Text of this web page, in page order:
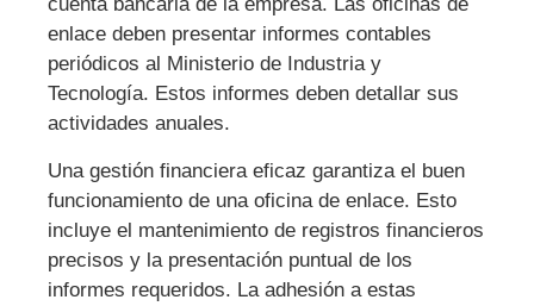
cuenta bancaria de la empresa. Las oficinas de
enlace deben presentar informes contables
periódicos al Ministerio de Industria y
Tecnología. Estos informes deben detallar sus
actividades anuales.
Una gestión financiera eficaz garantiza el buen
funcionamiento de una oficina de enlace. Esto
incluye el mantenimiento de registros financieros
precisos y la presentación puntual de los
informes requeridos. La adhesión a estas